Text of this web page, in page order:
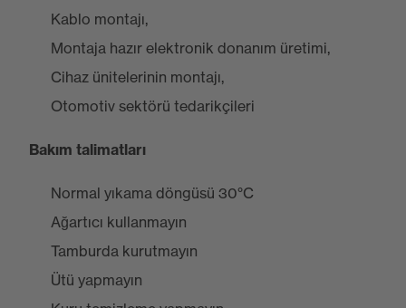
Kablo montajı,
Montaja hazır elektronik donanım üretimi,
Cihaz ünitelerinin montajı,
Otomotiv sektörü tedarikçileri
Bakım talimatları
Normal yıkama döngüsü 30°C
Ağartıcı kullanmayın
Tamburda kurutmayın
Ütü yapmayın